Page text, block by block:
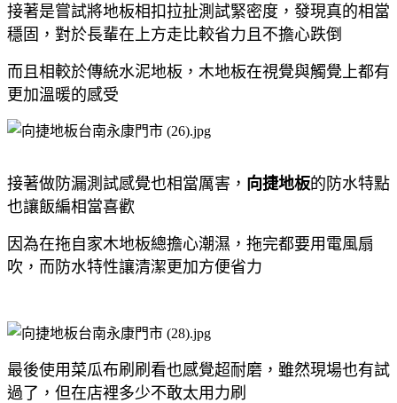
接著是嘗試將地板相扣拉扯測試緊密度，發現真的相當
穩固，對於長輩在上方走比較省力且不擔心跌倒
而且相較於傳統水泥地板，木地板在視覺與觸覺上都有
更加溫暖的感受
接著做防漏測試感覺也相當厲害， 向捷地板的防水特點
也讓飯編相當喜歡
因為在拖自家木地板總擔心潮濕，拖完都要用電風扇
吹，而防水特性讓清潔更加方便省力
最後使用菜瓜布刷刷看也感覺超耐磨，雖然現場也有試
過了，但在店裡多少不敢太用力刷